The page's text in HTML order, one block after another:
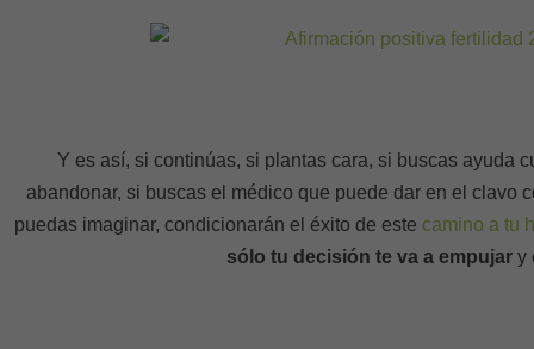
Y es así, si continúas, si plantas cara, si buscas ayuda
abandonar, si buscas el médico que puede dar en el clavo
puedas imaginar, condicionarán el éxito de este camino a tu
sólo tu decisión te va a empujar y